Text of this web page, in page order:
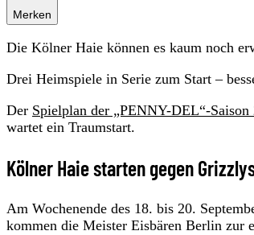
Merken
Die Kölner Haie können es kaum noch
Drei Heimspiele in Serie zum Start –
Der Spielplan der „PENNY-DEL“-Saison
wartet ein Traumstart.
Kölner Haie starten gegen
Am Wochenende des 18. bis 20.
kommen die Meister Eisbären Berlin zur